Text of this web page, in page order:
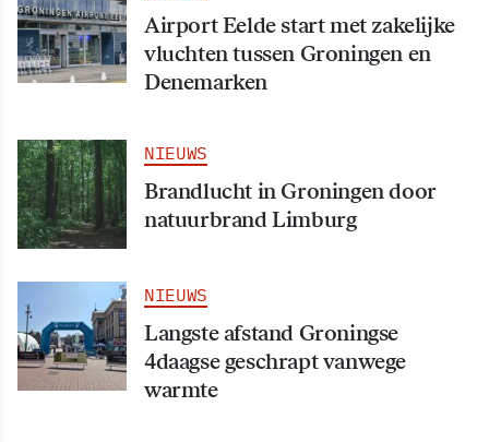
Airport Eelde start met zakelijke
vluchten tussen Groningen en
Denemarken
NIEUWS
Brandlucht in Groningen door
natuurbrand Limburg
NIEUWS
Langste afstand Groningse
4daagse geschrapt vanwege
warmte